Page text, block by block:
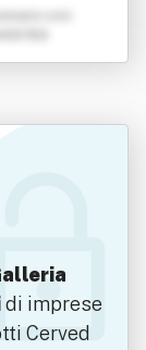
di imprese
Cerved